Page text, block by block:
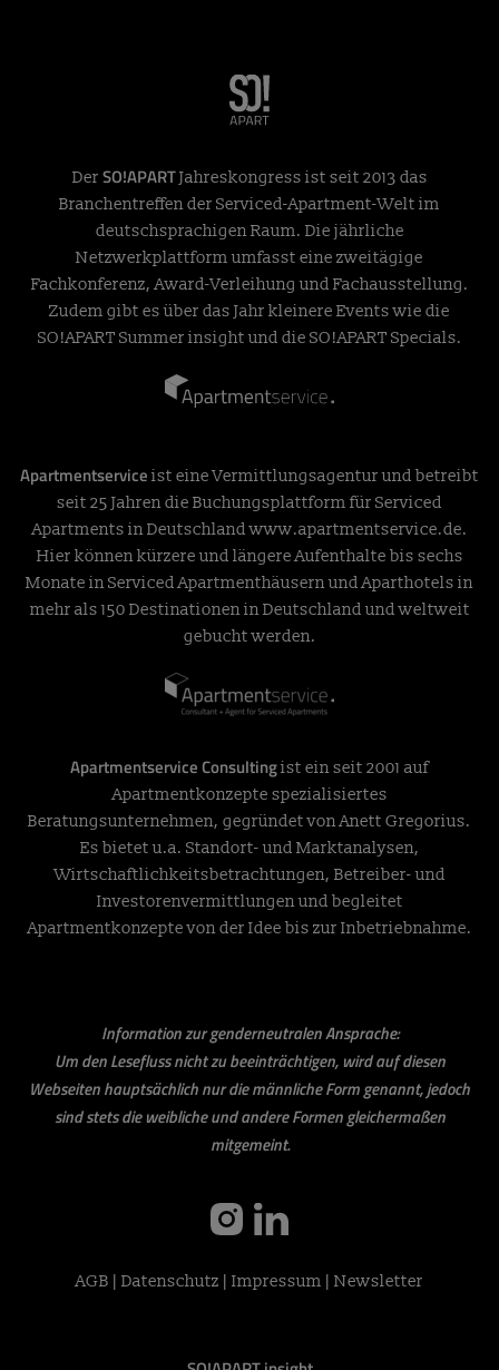
Der SO!APARTJahreskongress ist seit 2013 das
Branchentreffen der Serviced-Apartment-Welt im
deutschsprachigen Raum. Die jährliche
Netzwerkplattform umfasst eine zweitägige
Fachkonferenz, Award-Verleihung und Fachausstellung.
Zudem gibt es über das Jahr kleinere Events wie die
SO!APART Summer insight und die SO!APART Specials.
Apartmentservice ist eine Vermittlungsagentur und betreibt
seit 25 Jahren die Buchungsplattform für Serviced
Apartments in Deutschlandwww.apartmentservice.de.
Hier können kürzere und längere Aufenthalte bis sechs
Monate in Serviced Apartmenthäusern und Aparthotels in
mehr als 150 Destinationen in Deutschland und weltweit
gebucht werden.
Apartmentservice Consultingist ein seit 2001 auf
Apartmentkonzepte spezialisiertes
Beratungsunternehmen, gegründet von Anett Gregorius.
Es bietet u.a. Standort- und Marktanalysen,
Wirtschaftlichkeitsbetrachtungen, Betreiber- und
Investorenvermittlungen und begleitet
Apartmentkonzepte von der Idee bis zur Inbetriebnahme.
Information zur genderneutralen Ansprache:
Um den Lesefluss nicht zu beeinträchtigen, wird auf diesen
Webseiten hauptsächlich nur die männliche Form genannt, jedoch
sind stets die weibliche und andere Formen gleichermaßen
mitgemeint.
instagram
AGB | Datenschutz | Impressum | Newsletter